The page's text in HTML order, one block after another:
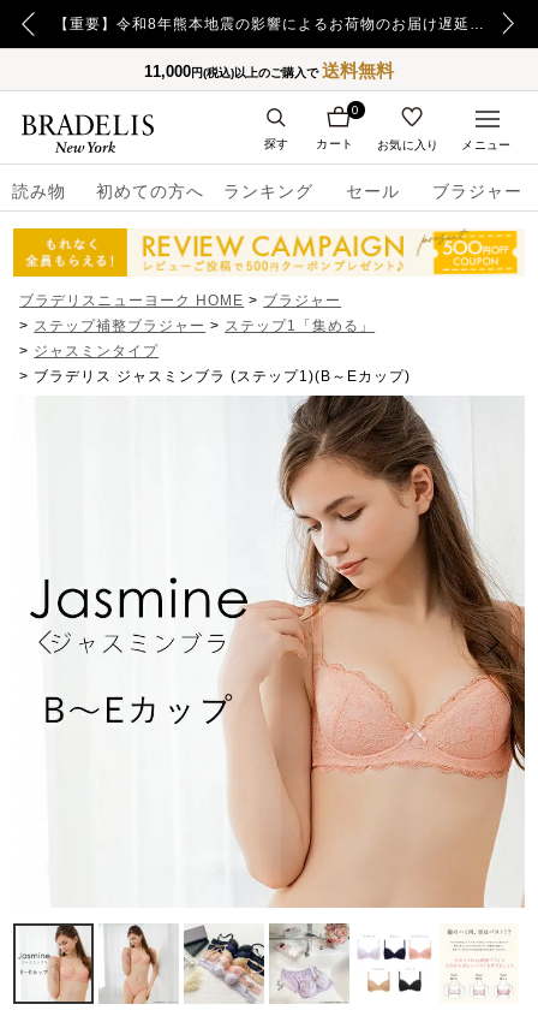
【重要】日本郵便の障害による配送への影響についてのお詫び 【重要】令和8年熊本地震の影響によるお荷物のお届け遅延について
11,000円(税込)以上のご購入で送料無料
読み物 初めての方へ ランキング セール ブラジャー
カート
0
お気に入り
探す メニュー
ブラデリスニューヨーク HOME
ブラジャー
ステップ補整ブラジャー
ステップ1「集める」
ジャスミンタイプ
ブラデリス ジャスミンブラ (ステップ1)(B～Eカップ)